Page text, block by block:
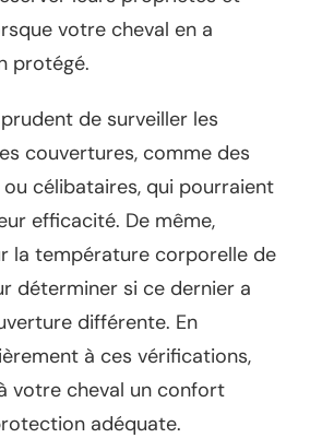
votre cheval en a
protégé.
de surveiller les
couvertures, comme des
célibataires, qui pourraient
efficacité. De même,
la température corporelle de
déterminer si ce dernier a
différente. En
à ces vérifications,
votre cheval un confort
adéquate.